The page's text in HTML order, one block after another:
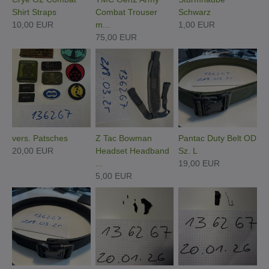
Shirt Straps
10,00 EUR
Combat Trouser
m...
75,00 EUR
Schwarz
1,00 EUR
vers. Patsches
20,00 EUR
Z Tac Bowman
Headset Headband
5,00 EUR
Pantac Duty Belt OD
Sz. L
19,00 EUR